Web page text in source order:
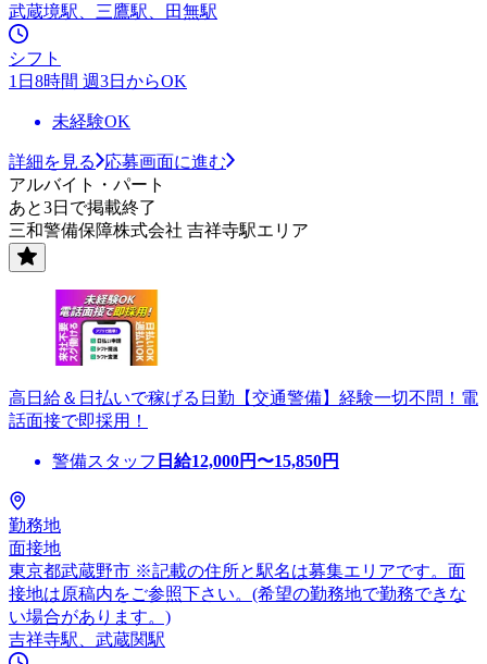
武蔵境駅、三鷹駅、田無駅
シフト
1日8時間 週3日からOK
未経験OK
詳細を見る
応募画面に進む
アルバイト・パート
あと3日で掲載終了
三和警備保障株式会社 吉祥寺駅エリア
高日給＆日払いで稼げる日勤【交通警備】経験一切不問！電
話面接で即採用！
警備スタッフ 日給12,000円〜15,850円
勤務地
面接地
東京都武蔵野市 ※記載の住所と駅名は募集エリアです。面
接地は原稿内をご参照下さい。(希望の勤務地で勤務できな
い場合があります。)
吉祥寺駅、武蔵関駅